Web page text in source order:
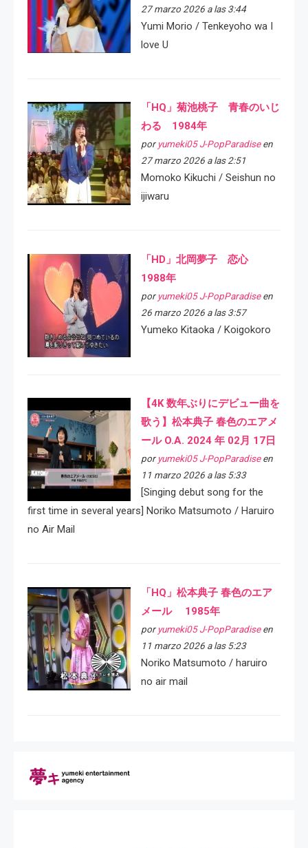
27 marzo 2026 a las 3:44
Yumi Morio / Tenkeyoho wa I
love U
「HQ」菊池桃子 青春のいじ
わる 1984年
por yumeki05 J-PopParadiseen
27 marzo 2026 a las 2:51
Momoko Kikuchi / Seishun no
ijiwaru
「HD」北岡夢子 恋心
1988年
por yumeki05 J-PopParadiseen
26 marzo 2026 a las 3:57
Yumeko Kitaoka / Koigokoro
【4K 数年ぶりにデビュー曲を
歌う】松本典子 春色のエアメ
ール O.A. 2024 年 02月 17日
por yumeki05 J-PopParadiseen
11 marzo 2026 a las 5:33
[Singing debut song for the
first time in several years] Noriko Matsumoto / Haruiro
no Air Mail
「HQ」松本典子 春色のエア
メール 1985年
por yumeki05 J-PopParadiseen
11 marzo 2026 a las 5:23
Noriko Matsumoto / haruiro
no air mail